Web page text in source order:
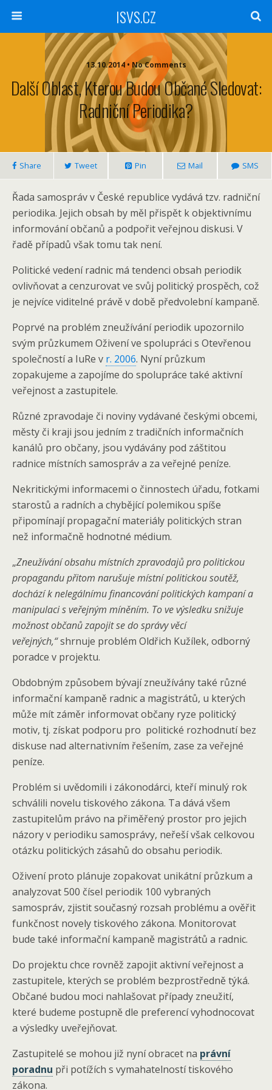
ISVS.CZ
13.10.2014 • No Comments
Další Oblast, Kterou Budou Občané Sledovat:
Radniční Periodika?
Share Tweet Pin Mail SMS
Řada samospráv v České republice vydává tzv. radniční
periodika. Jejich obsah by měl přispět k objektivnímu
informování občanů a podpořit veřejnou diskusi. V
řadě případů však tomu tak není.
Politické vedení radnic má tendenci obsah periodik
ovlivňovat a cenzurovat ve svůj politický prospěch, což
je nejvíce viditelné právě v době předvolební kampaně.
Poprvé na problém zneužívání periodik upozornilo
svým průzkumem Oživení ve spolupráci s Otevřenou
společností a IuRe v r. 2006. Nyní průzkum
zopakujeme a zapojíme do spolupráce také aktivní
veřejnost a zastupitele.
Různé zpravodaje či noviny vydávané českými obcemi,
městy či kraji jsou jedním z tradičních informačních
kanálů pro občany, jsou vydávány pod záštitou
radnice místních samospráv a za veřejné peníze.
Nekritickými informacemi o činnostech úřadu, fotkami
starostů a radních a chybějící polemikou spíše
připomínají propagační materiály politických stran
než informačně hodnotné médium.
„Zneužívání obsahu místních zpravodajů pro politickou
propagandu přitom narušuje místní politickou soutěž,
dochází k nelegálnímu financování politických kampaní a
manipulaci s veřejným míněním. To ve výsledku snižuje
možnost občanů zapojit se do správy věcí
veřejných,“shrnuje problém Oldřich Kužílek, odborný
poradce v projektu.
Obdobným způsobem bývají zneužívány také různé
informační kampaně radnic a magistrátů, u kterých
může mít záměr informovat občany ryze politický
motiv, tj. získat podporu pro politické rozhodnutí bez
diskuse nad alternativním řešením, zase za veřejné
peníze.
Problém si uvědomili i zákonodárci, kteří minulý rok
schválili novelu tiskového zákona. Ta dává všem
zastupitelům právo na přiměřený prostor pro jejich
názory v periodiku samosprávy, neřeší však celkovou
otázku politických zásahů do obsahu periodik.
Oživení proto plánuje zopakovat unikátní průzkum a
analyzovat 500 čísel periodik 100 vybraných
samospráv, zjistit současný rozsah problému a ověřit
funkčnost novely tiskového zákona. Monitorovat
bude také informační kampaně magistrátů a radnic.
Do projektu chce rovněž zapojit aktivní veřejnost a
zastupitele, kterých se problém bezprostředně týká.
Občané budou moci nahlašovat případy zneužití,
které budeme postupně dle preferencí vyhodnocovat
a výsledky uveřejňovat.
Zastupitelé se mohou již nyní obracet na právní
poradnu při potížích s vymahatelností tiskového
zákona.